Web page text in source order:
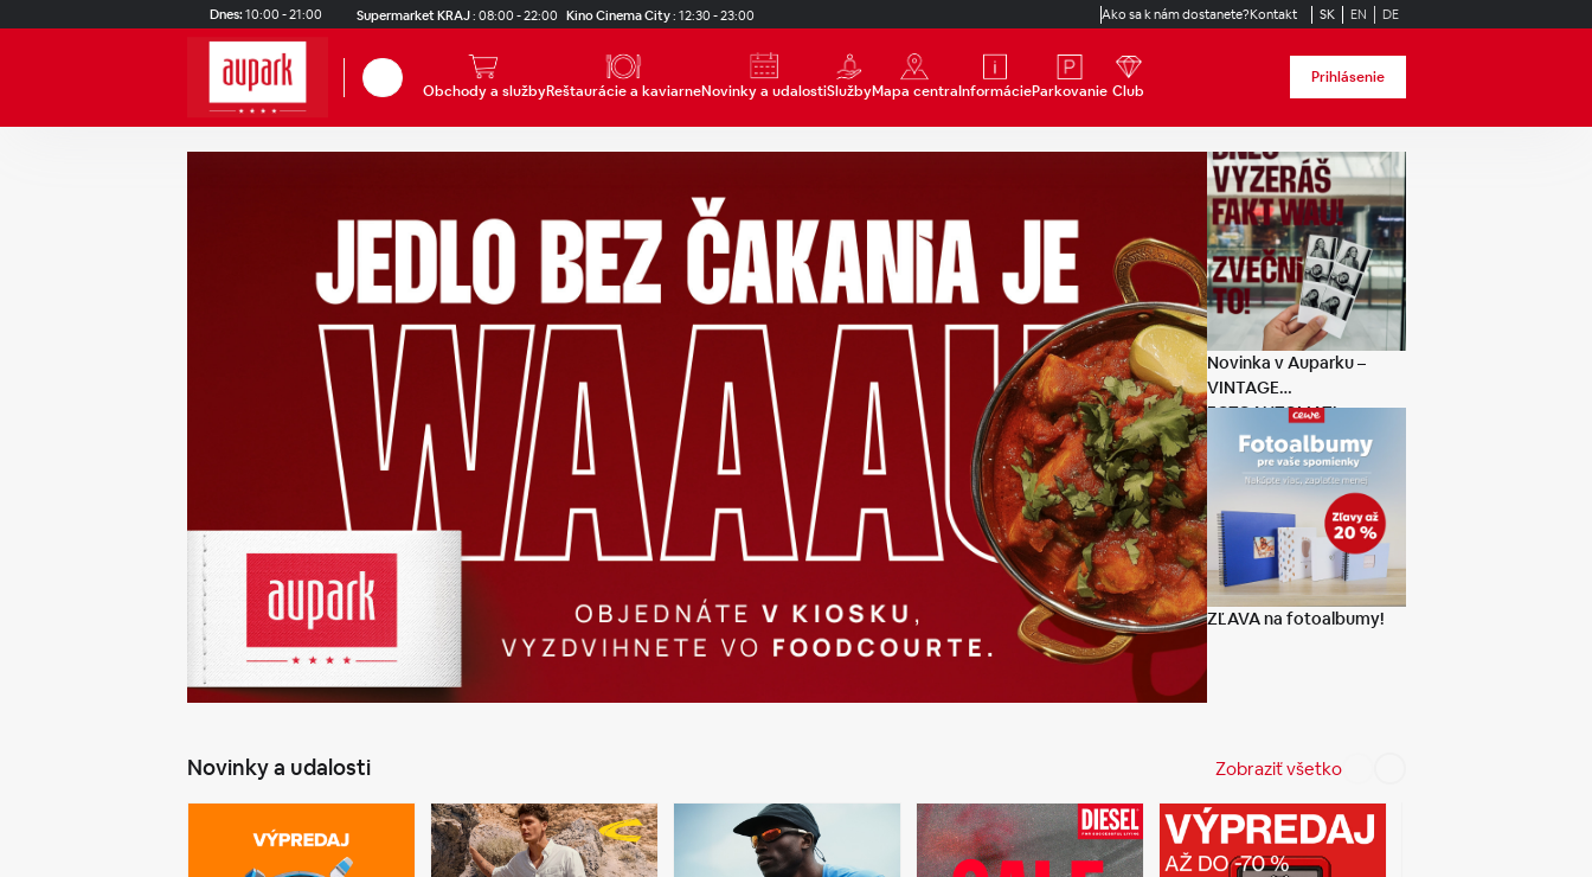
Dnes: 10:00 - 21:00 Supermarket KRAJ: 08:00 - 22:00 Kino Cinema City: 12:30 - 23:00 Ako sa k nám dostanete?Kontakt SK EN DE
Hľadať
Obchody a službyReštaurácie a kaviarneNovinky a udalostiSlužbyMapa centraInformácieParkovanie Club
Prihlásenie
Novinka v Auparku –
VINTAGE
FOTOAUTOMAT!
ZĽAVA na fotoalbumy!
Novinky a udalosti Zobraziť všetko